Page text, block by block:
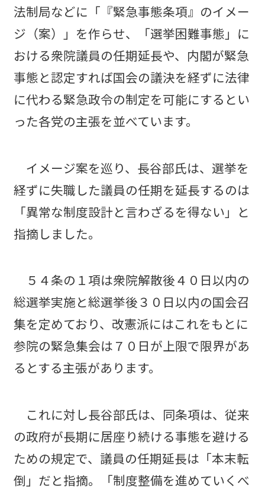
法制局などに「『緊急事態条項』のイメー
ジ（案）」を作らせ、「選挙困難事態」に
おける衆院議員の任期延長や、内閣が緊急
事態と認定すれば国会の議決を経ずに法律
に代わる緊急政令の制定を可能にするとい
った各党の主張を並べています。
イメージ案を巡り、長谷部氏は、選挙を
経ずに失職した議員の任期を延長するのは
「異常な制度設計と言わざるを得ない」と
指摘しました。
５４条の１項は衆院解散後４０日以内の
総選挙実施と総選挙後３０日以内の国会召
集を定めており、改憲派にはこれをもとに
参院の緊急集会は７０日が上限で限界があ
るとする主張があります。
これに対し長谷部氏は、同条項は、従来
の政府が長期に居座り続ける事態を避ける
ための規定で、議員の任期延長は「本末転
倒」だと指摘。「制度整備を進めていくべ